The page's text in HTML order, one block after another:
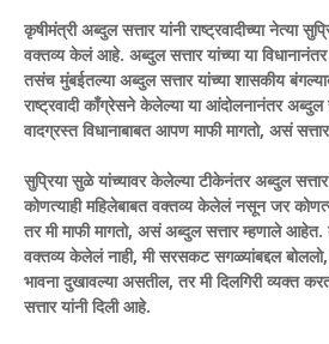
कृषीमंत्री अब्दुल सत्तार यांनी राष्ट्रवादीच्या नेत्या
वक्तव्य केलं आहे. अब्दुल सत्तार यांच्या या विधानानंतर
तसंच मुंबईतल्या अब्दुल सत्तार यांच्या शासकीय
राष्ट्रवादी काँग्रेसने केलेल्या या आंदोलनानंतर
वादग्रस्त विधानाबाबत आपण माफी मागतो, असं
सुप्रिया सुळे यांच्यावर केलेल्या टीकेनंतर अब्दुल
कोणत्याही महिलेबाबत वक्तव्य केलेलं नसून जर
तर मी माफी मागतो, असं अब्दुल सत्तार म्हणाले
वक्तव्य केलेलं नाही, मी सरसकट सगळ्यांबद्दल
भावना दुखावल्या असतील, तर मी दिलगिरी व्यक्त
सत्तार यांनी दिली आहे.